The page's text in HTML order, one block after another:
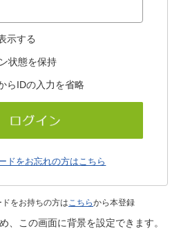
示する
状態を保持
らIDの入力を省略
ドをお忘れの方はこちら
をお持ちの方はこちらから本登録
、この画面に背景を設定できます。